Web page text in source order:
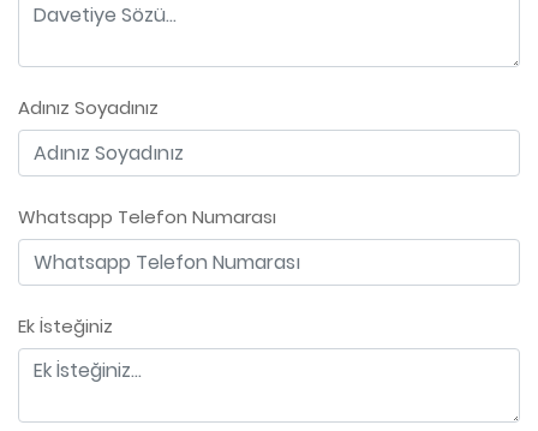
Adınız Soyadınız
Whatsapp Telefon Numarası
Ek İsteğiniz